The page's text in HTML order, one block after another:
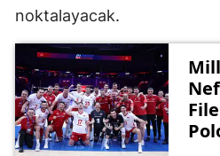
noktalayacak.